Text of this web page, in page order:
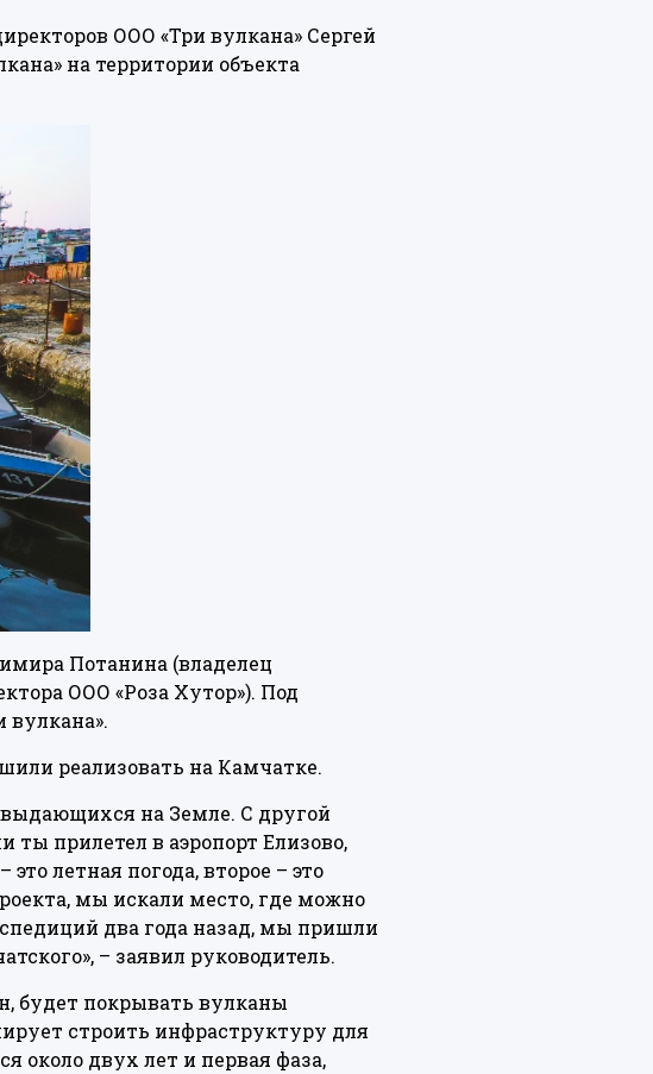
ООО «Три вулкана» Сергей
на территории объекта
Потанина (владелец
ООО «Роза Хутор»). Под
вулкана».
реализовать на Камчатке.
выдающихся на Земле. С другой
ты прилетел в аэропорт Елизово,
летная погода, второе – это
мы искали место, где можно
два года назад, мы пришли
– заявил руководитель.
будет покрывать вулканы
строить инфраструктуру для
около двух лет и первая фаза,